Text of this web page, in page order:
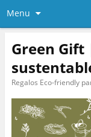
Menu
Green Gift
Regalos Eco-friendly